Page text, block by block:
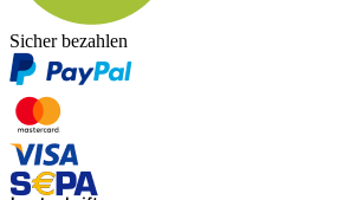
Sicher bezahlen